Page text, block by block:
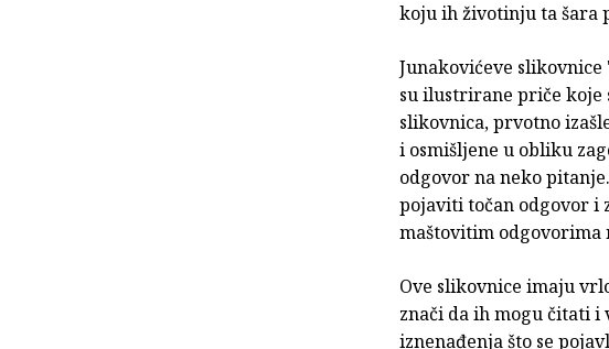
koju ih životinju ta šara
Junakovićeve
su ilustrirane priče koje
slikovnica, prvotno
i osmišljene u obliku
odgovor na neko
pojaviti točan odgovor i
maštovitim odgovorima
Ove slikovnice imaju
znači da ih mogu čitati i
iznenađenja što se